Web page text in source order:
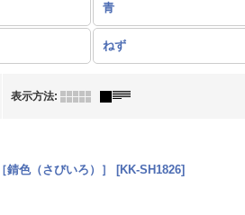
青
ねず
表示方法:
錆色（さびいろ）］ [KK-SH1826]